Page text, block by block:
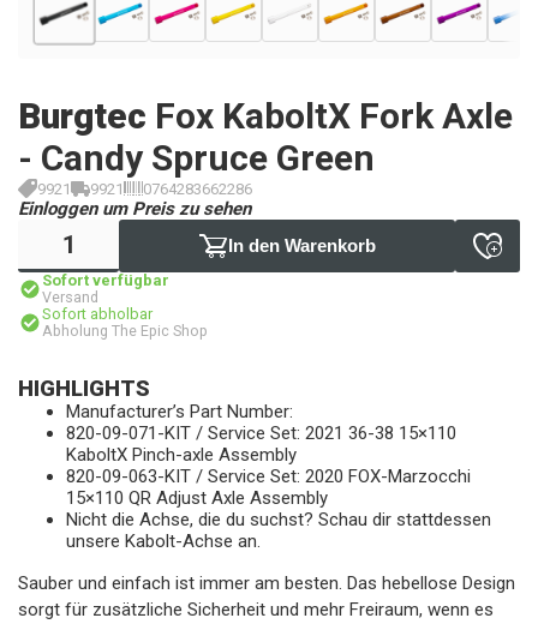
Burgtec Fox KaboltX Fork Axle
- Candy Spruce Green
9921 9921 0764283662286
Einloggen um Preis zu sehen
In den Warenkorb
Sofort verfügbar
Versand
Sofort abholbar
Abholung The Epic Shop
HIGHLIGHTS
Manufacturer’s Part Number:
820-09-071-KIT / Service Set: 2021 36-38 15×110
KaboltX Pinch-axle Assembly
820-09-063-KIT / Service Set: 2020 FOX-Marzocchi
15×110 QR Adjust Axle Assembly
Nicht die Achse, die du suchst? Schau dir stattdessen
unsere Kabolt-Achse an.
Sauber und einfach ist immer am besten. Das hebellose Design
sorgt für zusätzliche Sicherheit und mehr Freiraum, wenn es